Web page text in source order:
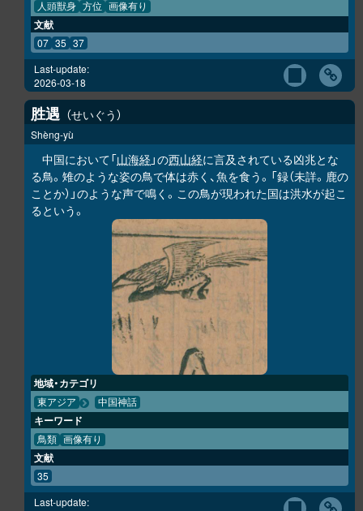
人頭獣身 方位 画像有り
文献
07 35 37
Last-update:
2026-03-18
胜遇 せいぐう
Shèng-yù
中国において「山海経 」の西山経に言及されている凶兆とな
る鳥。雉のような姿の鳥で体は赤く、魚を食う。「録（未詳。鹿の
ことか）」のような声で鳴く。この鳥が現われた国は洪水が起こ
るという。
地域・カテゴリ
東アジア 中国神話
キーワード
鳥類 画像有り
文献
35
Last-update: